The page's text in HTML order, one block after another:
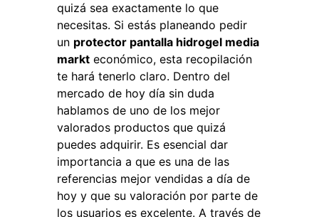
quizá sea exactamente lo que
necesitas. Si estás planeando pedir
un protector pantalla hidrogel media
markt económico, esta recopilación
te hará tenerlo claro. Dentro del
mercado de hoy día sin duda
hablamos de uno de los mejor
valorados productos que quizá
puedes adquirir. Es esencial dar
importancia a que es una de las
referencias mejor vendidas a día de
hoy y que su valoración por parte de
los usuarios es excelente. A través de